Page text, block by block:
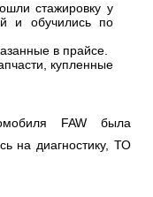
стажировку у
и обучились по
в прайсе.
купленные
FAW была
на диагностику, ТО